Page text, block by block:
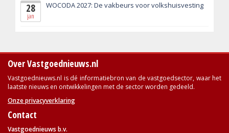
28
jan
WOCODA 2027: De vakbeurs voor volkshuisvesting
Over Vastgoednieuws.nl
Vastgoednieuws.nl is dé informatiebron van de vastgoedsector, waar het
laatste nieuws en ontwikkelingen met de sector worden gedeeld.
Onze privacyverklaring
Contact
Vastgoednieuws b.v.